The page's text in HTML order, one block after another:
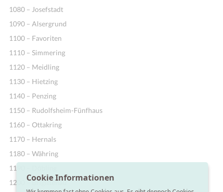
1080 – Josefstadt
1090 – Alsergrund
1100 – Favoriten
1110 – Simmering
1120 – Meidling
1130 – Hietzing
1140 – Penzing
1150 – Rudolfsheim-Fünfhaus
1160 – Ottakring
1170 – Hernals
1180 – Währing
1190 – Döbling
1200 – Brigittenau
Cookie Informationen